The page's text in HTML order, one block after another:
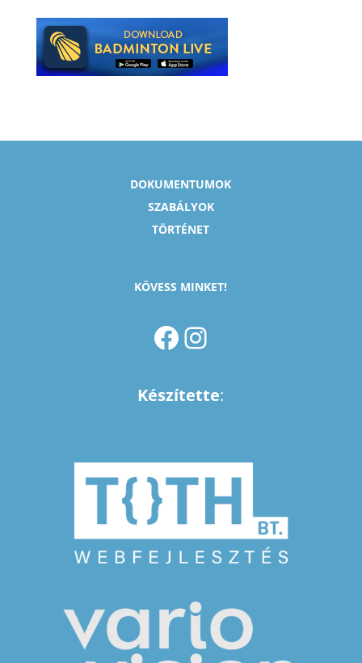
DOKUMENTUMOK
SZABÁLYOK
TÖRTÉNET
KÖVESS MINKET!
FACEBOOK INSTAGRAM
Készítette: